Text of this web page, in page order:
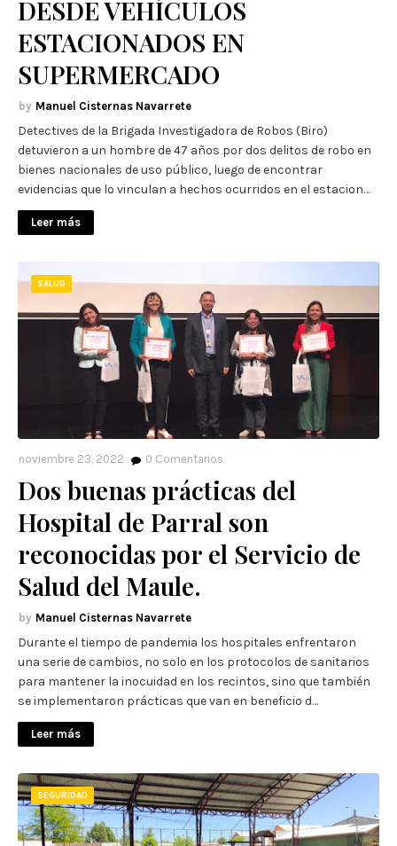
DESDE VEHÍCULOS
ESTACIONADOS EN
SUPERMERCADO
Manuel Cisternas Navarrete
Detectives de la Brigada Investigadora de Robos (Biro)
detuvieron a un hombre de 47 años por dos delitos de robo en
bienes nacionales de uso público, luego de encontrar
evidencias que lo vinculan a hechos ocurridos en el estacion…
Leer más
SALUD
noviembre 23, 2022 0 Comentarios
Dos buenas prácticas del
Hospital de Parral son
reconocidas por el Servicio de
Salud del Maule.
Manuel Cisternas Navarrete
Durante el tiempo de pandemia los hospitales enfrentaron
una serie de cambios, no solo en los protocolos de sanitarios
para mantener la inocuidad en los recintos, sino que también
se implementaron prácticas que van en beneficio d…
Leer más
SEGURIDAD